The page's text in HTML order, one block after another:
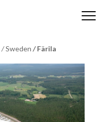
/Sweden / Färila